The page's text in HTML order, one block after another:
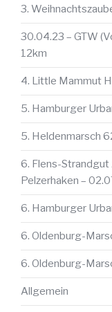
3.
30.04.23 – GTW
12km
4. Little Mammut
5. Hamburger
5. Heldenmarsch
6. Flens-Strandgut
Pelzerhaken –
6. Hamburger
6. Oldenburg-
6. Oldenburg-
Allgemein